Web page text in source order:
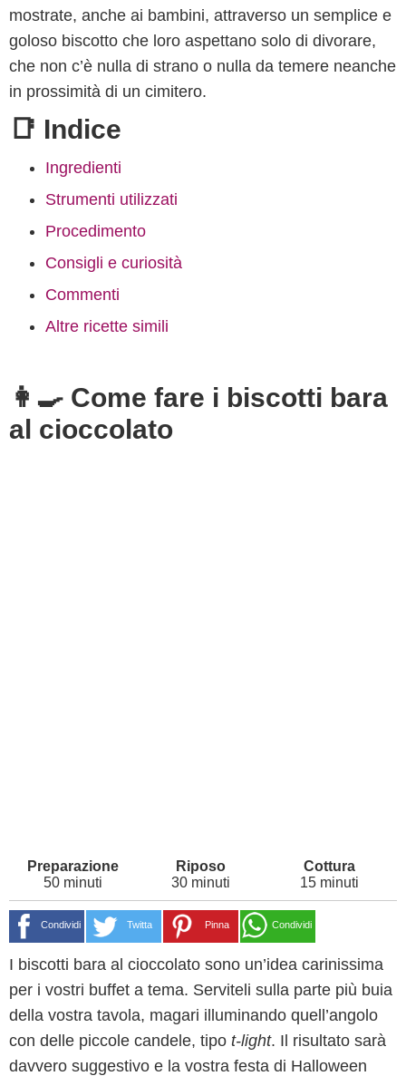
mostrate, anche ai bambini, attraverso un semplice e
goloso biscotto che loro aspettano solo di divorare,
che non c’è nulla di strano o nulla da temere neanche
in prossimità di un cimitero.
📑 Indice
Ingredienti
Strumenti utilizzati
Procedimento
Consigli e curiosità
Commenti
Altre ricette simili
👩‍🍳 Come fare i biscotti bara
al cioccolato
50 minuti 30 minuti 15 minuti
Condividi Twitta Pinna Condividi
I biscotti bara al cioccolato sono un’idea carinissima
per i vostri buffet a tema. Serviteli sulla parte più buia
della vostra tavola, magari illuminando quell’angolo
con delle piccole candele, tipo t-light. Il risultato sarà
davvero suggestivo e la vostra festa di Halloween